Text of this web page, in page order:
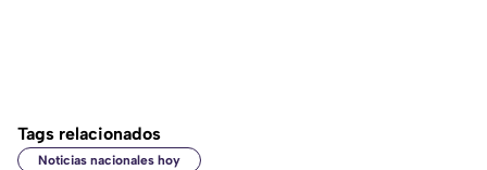
Tags relacionados
Noticias nacionales hoy